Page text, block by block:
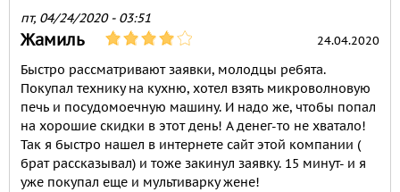
пт, 04/24/2020 - 03:51
Жамиль 24.04.2020
Быстро рассматривают заявки, молодцы ребята.
Покупал технику на кухню, хотел взять микроволновую
печь и посудомоечную машину. И надо же, чтобы попал
на хорошие скидки в этот день! А денег-то не хватало!
Так я быстро нашел в интернете сайт этой компании (
брат рассказывал) и тоже закинул заявку. 15 минут- и я
уже покупал еще и мультиварку жене!